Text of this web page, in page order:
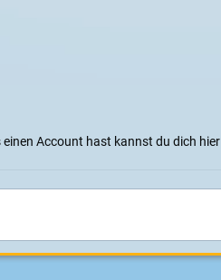
Account hast kannst du dich hier